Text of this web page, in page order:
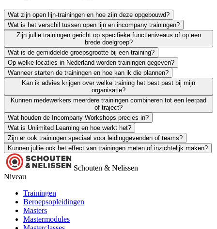
Wat zijn open lijn-trainingen en hoe zijn deze opgebouwd?
Open lijn-trainingen zijn klassikale trainingen met deelnemers van
Wat is het verschil tussen open lijn en incompany trainingen?
Open lijn is individueel in te schrijven en gemengd qua deelnemers.
Zijn jullie trainingen gericht op specifieke functieniveaus of op een
brede doelgroep?
We bieden trainingen voor alle functieniveaus: van starters tot
Wat is de gemiddelde groepsgrootte bij een training?
Bij incompany trajecten stemmen we de groepsgrootte samen af.
Op welke locaties in Nederland worden trainingen gegeven?
Onze trainers komen naar jullie toe, waar in Nederland je ook zit.
Wanneer starten de trainingen en hoe kan ik die plannen?
Incompany trainingen starten in overleg. We plannen de sessies
Kan ik advies krijgen over welke training het best past bij mijn
organisatie?
Ja. Onze adviseurs denken graag mee over de vraag achter de
Kunnen medewerkers meerdere trainingen combineren tot een leerpad
of traject?
Zeker. We helpen je om trainingen logisch op te bouwen tot een
Wat houden de Incompany Workshops precies in?
Met deIncompany Workshopskies je zes interactieve sessies per
Wat is Unlimited Learning en hoe werkt het?
MetUnlimited Learninggeef je medewerkers onbeperkt toegang tot
Zijn er ook trainingen speciaal voor leidinggevenden of teams?
Ja. We hebben trainingen voor teamontwikkeling, leiderschap en
Kunnen jullie ook het effect van trainingen meten of inzichtelijk maken?
Ja. We bieden tools en evaluaties om inzicht te krijgen in gedrag,
Schouten & Nelissen
Niveau
Trainingen
Beroepsopleidingen
Masters
Mastermodules